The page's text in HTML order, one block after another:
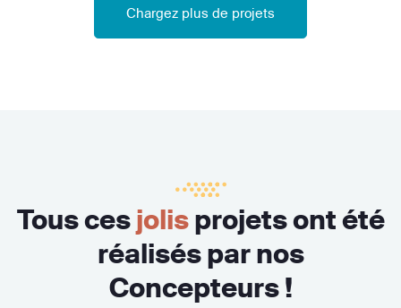
Chargez plus de projets
Tous cesjolisprojets ont été
réalisés par nos
Concepteurs !